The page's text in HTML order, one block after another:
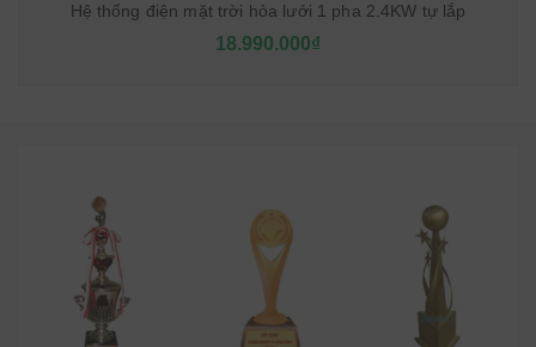
Hệ thống điện mặt trời hòa lưới 1 pha 2.4KW tự lắp
18.990.000₫